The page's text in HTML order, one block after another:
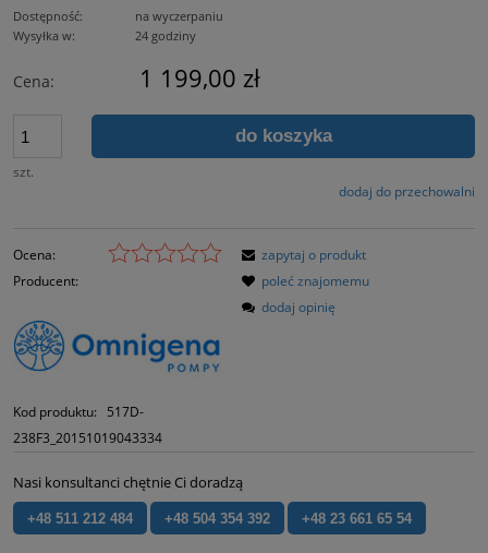
Dostępność:
na wyczerpaniu
Wysyłka w:
24 godziny
Cena: 1 199,00 zł
szt.
do koszyka
dodaj do przechowalni
Ocena:
Producent:
Kod produktu:
517D-
238F3_20151019043334
zapytaj o produkt
poleć znajomemu
dodaj opinię
Nasi konsultanci chętnie Ci doradzą
+48 511 212 484 +48 504 354 392 +48 23 661 65 54